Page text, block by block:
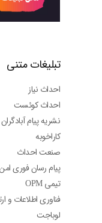
تبلیغات متنی
احداث نیاز
احداث کوئست
نشریه پیام آبادگران
کاراخوبه
صنعت احداث
پیام رسان فوری
تیمی OPM
فناوری اطلاعات و
لوباجت